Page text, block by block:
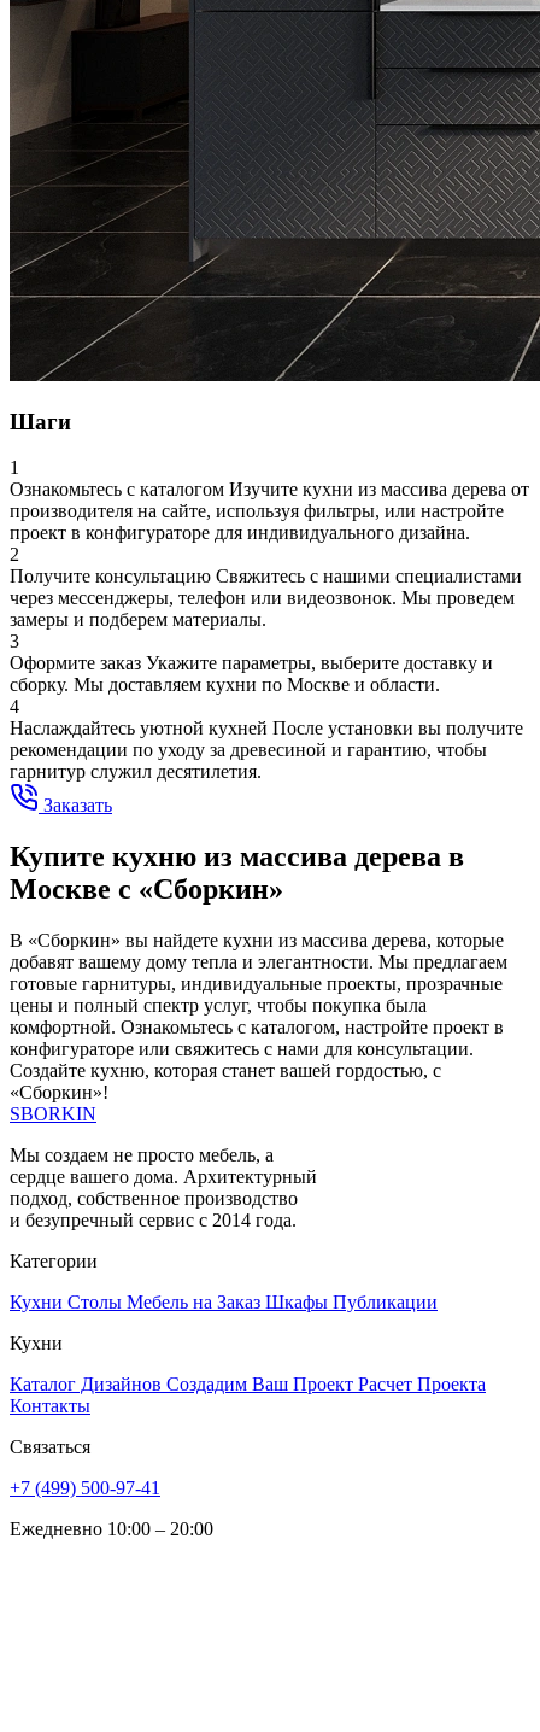
Шаги
1
Ознакомьтесь с каталогом Изучите кухни из массива дерева от
производителя на сайте, используя фильтры, или настройте
проект в конфигураторе для индивидуального дизайна.
2
Получите консультацию Свяжитесь с нашими специалистами
через мессенджеры, телефон или видеозвонок. Мы проведем
замеры и подберем материалы.
3
Оформите заказ Укажите параметры, выберите доставку и
сборку. Мы доставляем кухни по Москве и области.
4
Наслаждайтесь уютной кухней После установки вы получите
рекомендации по уходу за древесиной и гарантию, чтобы
гарнитур служил десятилетия.
Заказать
Купите кухню из массива дерева в
Москве с «Сборкин»
В «Сборкин» вы найдете кухни из массива дерева, которые
добавят вашему дому тепла и элегантности. Мы предлагаем
готовые гарнитуры, индивидуальные проекты, прозрачные
цены и полный спектр услуг, чтобы покупка была
комфортной. Ознакомьтесь с каталогом, настройте проект в
конфигураторе или свяжитесь с нами для консультации.
Создайте кухню, которая станет вашей гордостью, с
«Сборкин»!
SBORKIN
Мы создаем не просто мебель, а
сердце вашего дома. Архитектурный
подход, собственное производство
и безупречный сервис с 2014 года.
Категории
Кухни Столы Мебель на Заказ Шкафы Публикации
Кухни
Каталог Дизайнов Создадим Ваш Проект Расчет Проекта
Контакты
Связаться
+7 (499) 500-97-41
Ежедневно 10:00 – 20:00